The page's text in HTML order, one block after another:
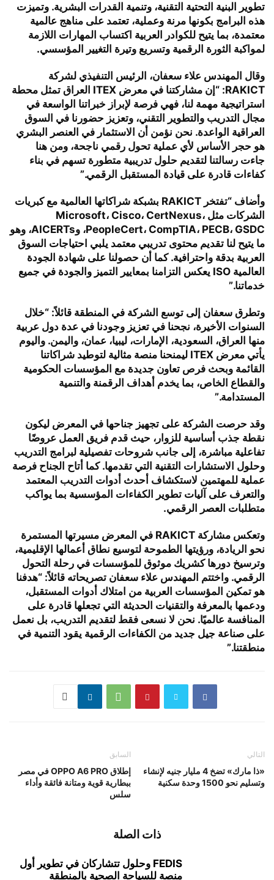
تطوير البنية التحتية التقنية، وتنمية القدرات البشرية. وتميزت
هذه البرامج بكونها مرنة وعملية، تعتمد على مناهج عالمية
معتمدة، بما يتيح للكوادر العربية اكتساب المهارات اللازمة
لمواكبة الثورة الرقمية وتسريع وتيرة التغيير المؤسسي.
وقال المهندس علاء سعفان، الرئيس التنفيذي لشركة
RAKICT: “إن مشاركتنا في معرض ITEX العراق تمثل محطة
استراتيجية مهمة لنا، فهي فرصة لإبراز خبراتنا الواسعة في
مجال التدريب والتطوير التقني، وتعزيز حضورنا في السوق
العراقية الواعدة. نحن نؤمن أن الاستثمار في العنصر البشري
هو حجر الأساس لأي عملية تحول رقمي ناجحة، ومن هنا
جاءت رسالتنا لتقديم حلول تدريبية متطورة تسهم في بناء
كفاءات قادرة على قيادة المستقبل الرقمي.”
وأضاف “تفتخر RAKICT بشبكة شراكاتها العالمية مع كبريات
الشركات مثل Microsoft، Cisco، CertNexus،
PeopleCert، CompTIA، PECB، GSDC، وAICERTs، وهو
ما يتيح لنا تقديم محتوى تدريبي معتمد يلبي احتياجات السوق
العربية بدقة واحترافية. كما أن حصولنا على شهادة الجودة
العالمية ISO يعكس التزامنا بمعايير التميز والجودة في جميع
خدماتنا.”
وتطرق سعفان إلى توسع الشركة في المنطقة قائلاً: “خلال
السنوات الأخيرة، نجحنا في تعزيز وجودنا في عدة دول عربية
منها العراق، السعودية، الإمارات، ليبيا، عمان، واليمن. واليوم
يأتي معرض ITEX ليمنحنا منصة مثالية لتوطيد شراكاتنا
القائمة وبحث فرص تعاون جديدة مع المؤسسات الحكومية
والقطاع الخاص، بما يخدم أهداف الرقمنة والتنمية
المستدامة.”
وقد حرصت الشركة على تجهيز جناحها في المعرض ليكون
نقطة جذب أساسية للزوار، حيث قدم فريق العمل عروضًا
تفاعلية مباشرة، إلى جانب شروحات تفصيلية لبرامج التدريب
وحلول الاستشارات التقنية التي تقدمها. كما أتاح الجناح فرصة
عملية للمهتمين لاستكشاف أحدث أدوات التدريب المعتمد
والتعرف على آليات تطوير الكفاءات المؤسسية بما يواكب
متطلبات العصر الرقمي.
وتعكس مشاركة RAKICT في المعرض مسيرتها المستمرة
نحو الريادة، ورؤيتها الطموحة لتوسيع نطاق أعمالها الإقليمية،
وترسيخ دورها كشريك موثوق للمؤسسات في رحلة التحول
الرقمي. واختتم المهندس علاء سعفان تصريحاته قائلاً: “هدفنا
هو تمكين المؤسسات العربية من امتلاك أدوات المستقبل،
ودعمها بالمعرفة والتقنيات الحديثة التي تجعلها قادرة على
المنافسة عالميًا. نحن لا نسعى فقط لتقديم التدريب، بل نعمل
على صناعة جيل جديد من الكفاءات الرقمية يقود التنمية في
منطقتنا.”
السابق
إطلاق OPPO A6 PRO في مصر
ببطارية قوية ومتانة فائقة وأداء
سلس
التالي
«ذا مارك» تضخ 4 مليار جنيه لإنشاء
وتسليم نحو 1500 وحدة سكنية
ذات الصلة
FEDIS وحلول تتشاركان في تطوير أول
منصة للسياحة الصحية بالمنطقة